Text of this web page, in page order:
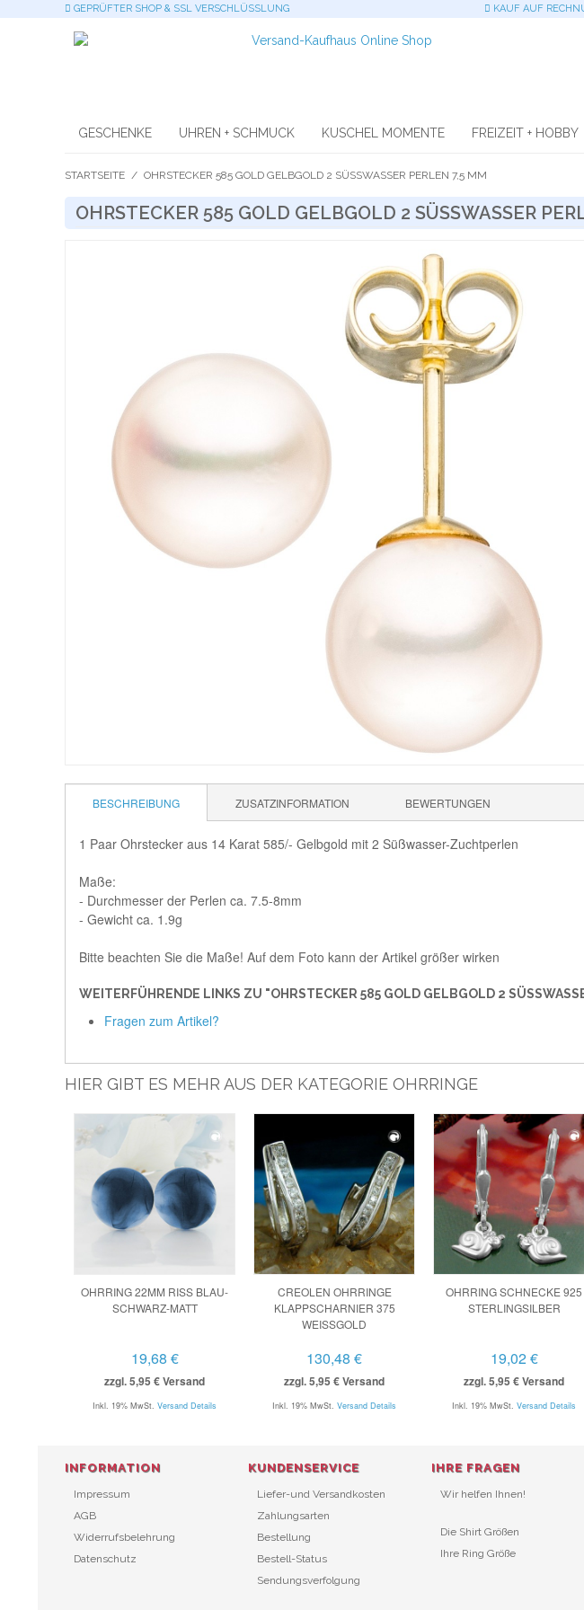
GEPRÜFTER SHOP & SSL VERSCHLÜSSLUNG KAUF AUF
GESCHENKE UHREN + SCHMUCK KUSCHEL MOMENTE FREIZEIT + HOBBY
STARTSEITE / OHRSTECKER 585 GOLD GELBGOLD 2 SÜSSWASSER PERLEN 7,5 MM
OHRSTECKER 585 GOLD GELBGOLD 2 SÜSSWASSER
BESCHREIBUNG ZUSATZINFORMATION BEWERTUNGEN
1 Paar Ohrstecker aus 14 Karat 585/- Gelbgold mit 2 Süßwasser-Zuchtperlen
Maße:
- Durchmesser der Perlen ca. 7.5-8mm
- Gewicht ca. 1.9g
Bitte beachten Sie die Maße! Auf dem Foto kann der Artikel größer wirken
WEITERFÜHRENDE LINKS ZU "OHRSTECKER 585 GOLD GELBGOLD 2
Fragen zum Artikel?
HIER GIBT ES MEHR AUS DER KATEGORIE OHRRINGE
OHRRING 22MM RISS BLAU-
SCHWARZ-MATT
19,68 €
zzgl. 5,95 € Versand
Inkl. 19% MwSt. Versand Details
CREOLEN OHRRINGE
KLAPPSCHARNIER 375
WEISSGOLD
130,48 €
zzgl. 5,95 € Versand
Inkl. 19% MwSt. Versand Details
OHRRING SCHNECKE 925
STERLINGSILBER
19,02 €
zzgl. 5,95 € Versand
Inkl. 19% MwSt. Versand Details
INFORMATION
Impressum
AGB
Widerrufsbelehrung
Datenschutz
KUNDENSERVICE
Liefer-und Versandkosten
Zahlungsarten
Bestellung
Bestell-Status
Sendungsverfolgung
IHRE FRAGEN
Wir helfen Ihnen!
Die Shirt Größen
Ihre Ring Größe